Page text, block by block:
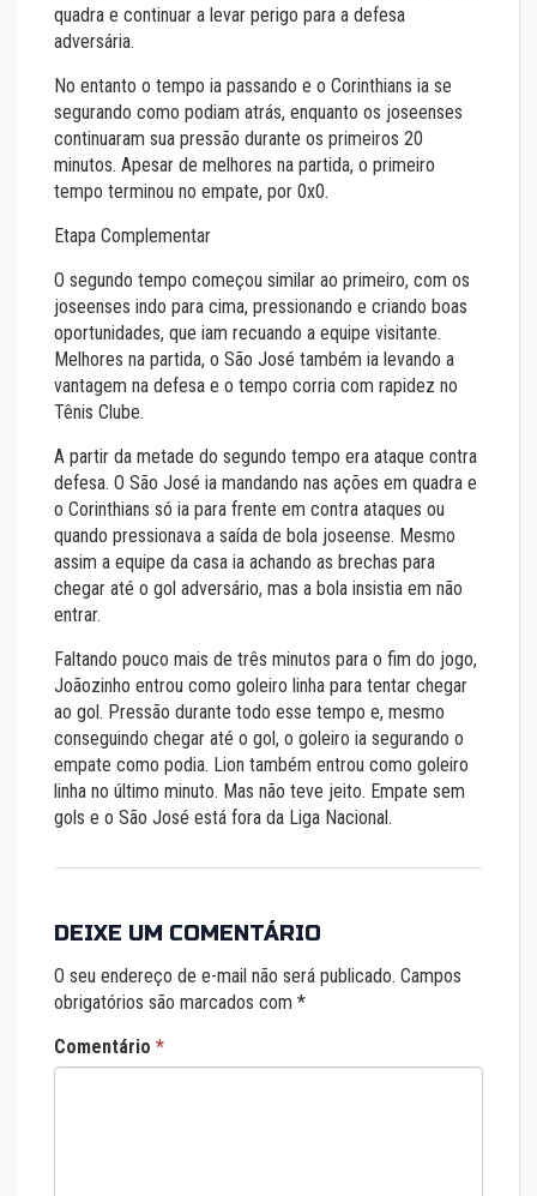
quadra e continuar a levar perigo para a defesa
adversária.
No entanto o tempo ia passando e o Corinthians ia se
segurando como podiam atrás, enquanto os joseenses
continuaram sua pressão durante os primeiros 20
minutos. Apesar de melhores na partida, o primeiro
tempo terminou no empate, por 0x0.
Etapa Complementar
O segundo tempo começou similar ao primeiro, com os
joseenses indo para cima, pressionando e criando boas
oportunidades, que iam recuando a equipe visitante.
Melhores na partida, o São José também ia levando a
vantagem na defesa e o tempo corria com rapidez no
Tênis Clube.
A partir da metade do segundo tempo era ataque contra
defesa. O São José ia mandando nas ações em quadra e
o Corinthians só ia para frente em contra ataques ou
quando pressionava a saída de bola joseense. Mesmo
assim a equipe da casa ia achando as brechas para
chegar até o gol adversário, mas a bola insistia em não
entrar.
Faltando pouco mais de três minutos para o fim do jogo,
Joãozinho entrou como goleiro linha para tentar chegar
ao gol. Pressão durante todo esse tempo e, mesmo
conseguindo chegar até o gol, o goleiro ia segurando o
empate como podia. Lion também entrou como goleiro
linha no último minuto. Mas não teve jeito. Empate sem
gols e o São José está fora da Liga Nacional.
DEIXE UM COMENTÁRIO
O seu endereço de e-mail não será publicado. Campos
obrigatórios são marcados com *
Comentário *